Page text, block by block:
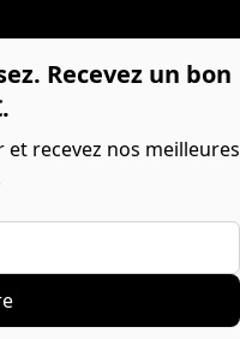
Recevez un bon
recevez nos meilleures